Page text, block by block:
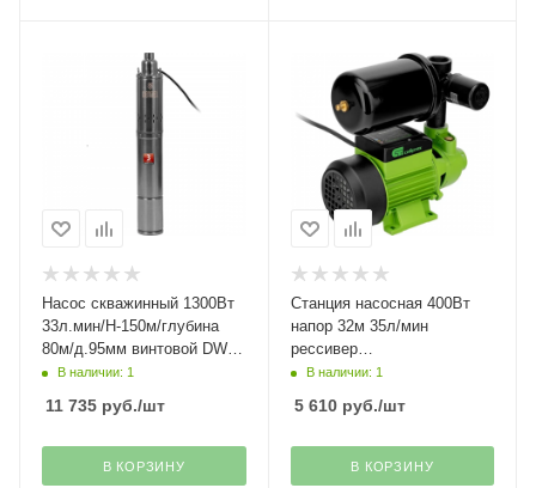
Насос скважинный 1300Вт
33л.мин/Н-150м/глубина
80м/д.95мм винтовой DWS-
4-150 Denzel(29)
В наличии: 1
11 735 руб./шт
В КОРЗИНУ
Станция насосная 400Вт
напор 32м 35л/мин
рессивер
2л,чугун,вихревой
В наличии: 1
5 610руб./шт
В КОРЗИНУ